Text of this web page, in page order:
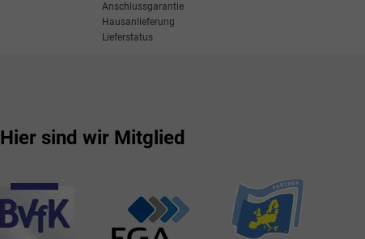
Anschlussgarantie
Hausanlieferung
Lieferstatus
Hier sind wir Mitglied